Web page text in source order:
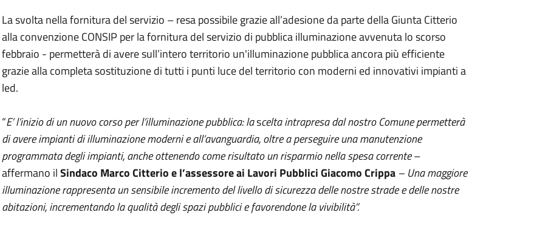
La svolta nella fornitura del servizio – resa possibile grazie all’adesione da parte della Giunta Citterio
alla convenzione CONSIP per la fornitura del servizio di pubblica illuminazione avvenuta lo scorso
febbraio - permetterà di avere sull’intero territorio un'illuminazione pubblica ancora più efficiente
grazie alla completa sostituzione di tutti i punti luce del territorio con moderni ed innovativi impianti a
led.
“E’ l’inizio di un nuovo corso per l’illuminazione pubblica: lascelta intrapresa dal nostro Comune permetterà
di avere impianti di illuminazione moderni e all’avanguardia, oltre a perseguire una manutenzione
programmata degli impianti, anche ottenendo come risultato un risparmio nella spesa corrente–
affermano ilSindaco Marco Citterio e l’assessore ai Lavori Pubblici Giacomo Crippa– Una maggiore
illuminazione rappresenta un sensibile incremento del livello di sicurezza delle nostre strade e delle nostre
abitazioni, incrementando la qualità degli spazi pubblici e favorendone la vivibilità”.